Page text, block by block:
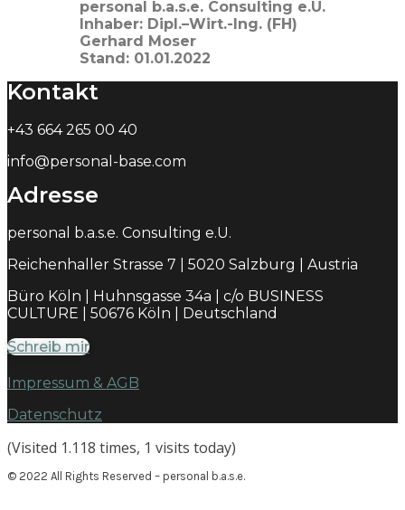
personal b.a.s.e. Consulting e.U.
Inhaber: Dipl.–Wirt.-Ing. (FH)
Gerhard Moser
Stand: 01.01.2022
Kontakt
+43 664 265 00 40
info@personal-base.com
Adresse
personal b.a.s.e. Consulting e.U.
Reichenhaller Strasse 7 | 5020 Salzburg | Austria
Büro Köln | Huhnsgasse 34a | c/o BUSINESS
CULTURE | 50676 Köln | Deutschland
Schreib mir
Impressum & AGB
Datenschutz
(Visited 1.118 times, 1 visits today)
© 2022 All Rights Reserved – personal b.a.s.e.